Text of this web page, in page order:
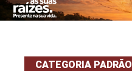
CATEGORIA PADRÃO